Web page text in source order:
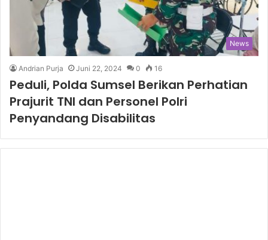
News
Andrian Purja Juni 22, 2024 0 16
Peduli, Polda Sumsel Berikan Perhatian
Prajurit TNI dan Personel Polri
Penyandang Disabilitas